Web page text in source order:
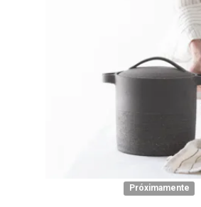
Próximamente